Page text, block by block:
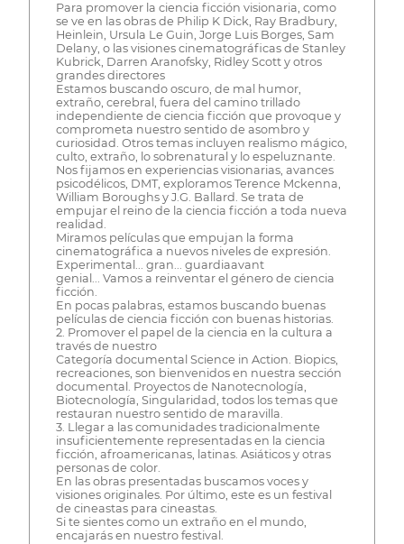
Para promover la ciencia ficción visionaria, como
se ve en las obras de Philip K Dick, Ray Bradbury,
Heinlein, Ursula Le Guin, Jorge Luis Borges, Sam
Delany, o las visiones cinematográficas de Stanley
Kubrick, Darren Aranofsky, Ridley Scott y otros
grandes directores
Estamos buscando oscuro, de mal humor,
extraño, cerebral, fuera del camino trillado
independiente de ciencia ficción que provoque y
comprometa nuestro sentido de asombro y
curiosidad. Otros temas incluyen realismo mágico,
culto, extraño, lo sobrenatural y lo espeluznante.
Nos fijamos en experiencias visionarias, avances
psicodélicos, DMT, exploramos Terence Mckenna,
William Boroughs y J.G. Ballard. Se trata de
empujar el reino de la ciencia ficción a toda nueva
realidad.
Miramos películas que empujan la forma
cinematográfica a nuevos niveles de expresión.
Experimental... gran... guardiaavant
genial... Vamos a reinventar el género de ciencia
ficción.
En pocas palabras, estamos buscando buenas
películas de ciencia ficción con buenas historias.
2. Promover el papel de la ciencia en la cultura a
través de nuestro
Categoría documental Science in Action. Biopics,
recreaciones, son bienvenidos en nuestra sección
documental. Proyectos de Nanotecnología,
Biotecnología, Singularidad, todos los temas que
restauran nuestro sentido de maravilla.
3. Llegar a las comunidades tradicionalmente
insuficientemente representadas en la ciencia
ficción, afroamericanas, latinas. Asiáticos y otras
personas de color.
En las obras presentadas buscamos voces y
visiones originales. Por último, este es un festival
de cineastas para cineastas.
Si te sientes como un extraño en el mundo,
encajarás en nuestro festival.